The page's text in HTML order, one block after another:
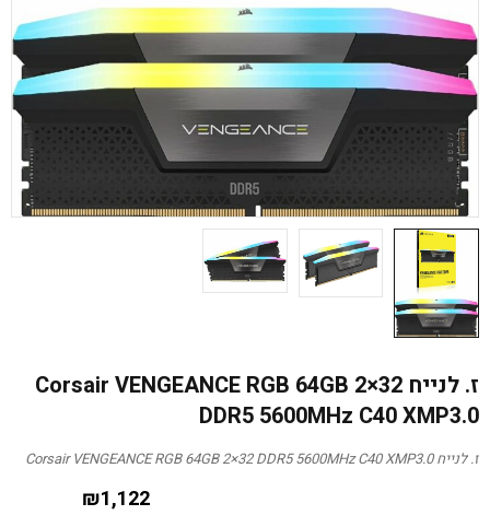
ז. לנייח Corsair VENGEANCE RGB 64GB 2×32
DDR5 5600MHz C40 XMP3.0
ז. לנייח Corsair VENGEANCE RGB 64GB 2×32 DDR5 5600MHz C40 XMP3.0
₪1,122